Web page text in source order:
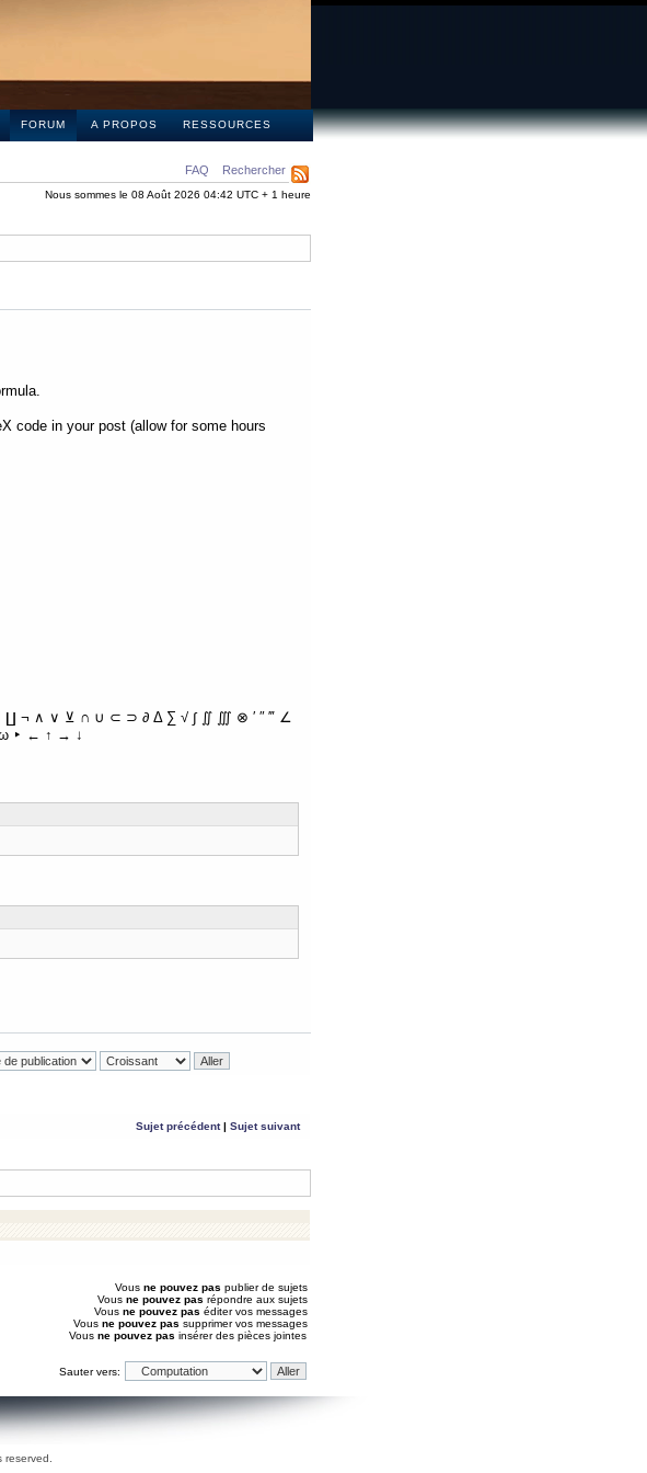
FORUM A PROPOS RESSOURCES
FAQ Rechercher
Nous sommes le 08 Août 2026 04:42 UTC + 1 heure
code in your post (allow for some hours
∧ ∨ ⊻ ∩ ∪ ⊂ ⊃ ∂ Δ ∑ √ ∫ ∬ ∭ ⊗ ′ ″ ‴ ∠
ω ‣ ← ↑ → ↓
Sujet précédent| Sujet suivant
Vous ne pouvez pas publier de sujets
Vous ne pouvez pas répondre aux sujets
Vous ne pouvez pas éditer vos messages
Vous ne pouvez pas supprimer vos messages
Vous ne pouvez pas insérer des pièces jointes
Sauter vers: